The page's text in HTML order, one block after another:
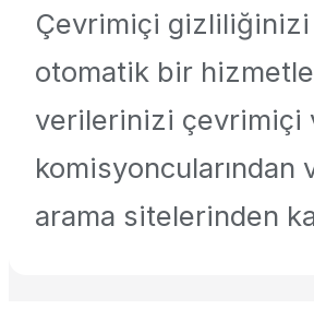
Çevrimiçi gizliliğinizi
otomatik bir
verilerinizi çevrimiçi
komisyoncularından
arama sitelerinden